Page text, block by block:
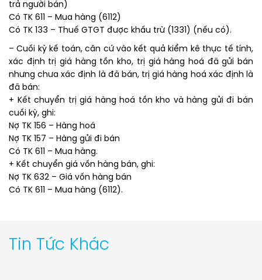
trả người bán)
Có TK 611 – Mua hàng (6112)
Có TK 133 – Thuế GTGT được khấu trừ (1331) (nếu có).
– Cuối kỳ kế toán, căn cứ vào kết quả kiểm kê thực tế tính,
xác định trị giá hàng tồn kho, trị giá hàng hoá đã gửi bán
nhưng chưa xác định là đã bán, trị giá hàng hoá xác định là
đã bán:
+ Kết chuyển trị giá hàng hoá tồn kho và hàng gửi đi bán
cuối kỳ, ghi:
Nợ TK 156 – Hàng hoá
Nợ TK 157 – Hàng gửi đi bán
Có TK 611 – Mua hàng.
+ Kết chuyển giá vốn hàng bán, ghi:
Nợ TK 632 – Giá vốn hàng bán
Có TK 611 – Mua hàng (6112).
Tin Tức Khác